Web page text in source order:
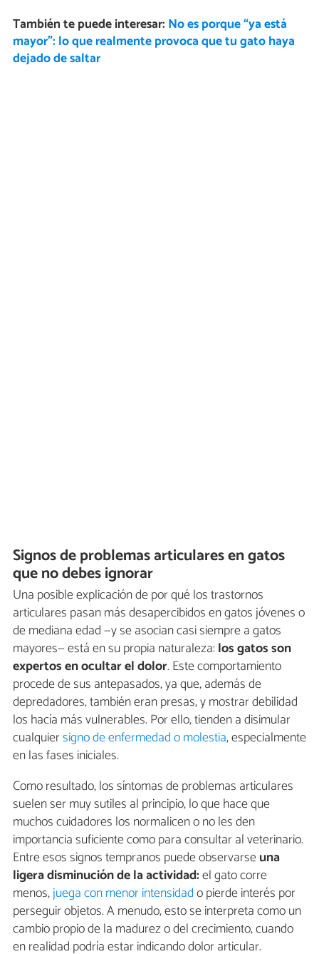
También te puede interesar: No es porque “ya está
mayor”: lo que realmente provoca que tu gato haya
dejado de saltar
Signos de problemas articulares en gatos
que no debes ignorar
Una posible explicación de por qué los trastornos
articulares pasan más desapercibidos en gatos jóvenes o
de mediana edad —y se asocian casi siempre a gatos
mayores— está en su propia naturaleza:los gatos son
expertos en ocultar el dolor. Este comportamiento
procede de sus antepasados, ya que, además de
depredadores, también eran presas, y mostrar debilidad
los hacía más vulnerables. Por ello, tienden a disimular
cualquiersigno de enfermedad o molestia, especialmente
en las fases iniciales.
Como resultado, los síntomas de problemas articulares
suelen ser muy sutiles al principio, lo que hace que
muchos cuidadores los normalicen o no les den
importancia suficiente como para consultar al veterinario.
Entre esos signos tempranos puede observarseuna
ligera disminución de la actividad:el gato corre
menos,juega con menor intensidado pierde interés por
perseguir objetos. A menudo, esto se interpreta como un
cambio propio de la madurez o del crecimiento, cuando
en realidad podría estar indicando dolor articular.